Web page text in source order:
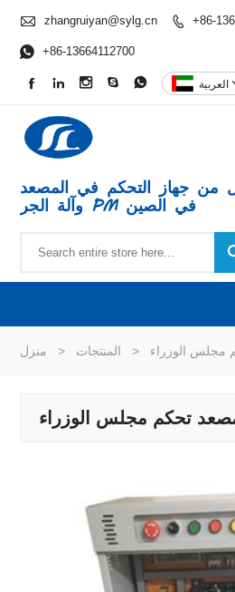
 zhangruiyan@sylg.cn  +86-
 +86-13664112700
     العربية
من جهاز التحكم في المصعد
وآلة الجر PM في الصين
منزل > المنتجات > مجلس الوزراء
تحكم مجلس الوزراء